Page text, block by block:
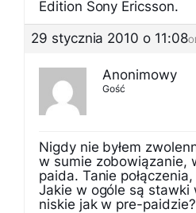
Edition Sony Ericsson.
29 stycznia 2010 o 11:08
Anonimowy
Gość
Nigdy nie byłem
w sumie zobowiązanie,
paida. Tanie
Jakie w ogóle są stawki
niskie jak w pre-paidzie?